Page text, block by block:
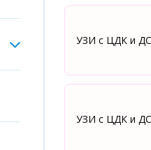
УЗИ с ЦДК и ДС
УЗИ с ЦДК и ДС